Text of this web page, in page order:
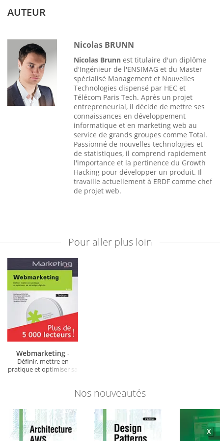
AUTEUR
Nicolas BRUNN
Nicolas Brunn est titulaire d'un diplôme
d'Ingénieur de l'ENSIMAG et du Master
spécialisé Management et Nouvelles
Technologies dispensé par HEC et
Télécom Paris Tech. Après un projet
entrepreneurial, il décide de mettre ses
connaissances en développement
informatique et en marketing web au
service de grands groupes comme Total.
Passionné de nouvelles technologies et
de statistiques, il comprend rapidement
l'importance et la pertinence du Growth
Hacking pour développer un produit. Il
travaille actuellement à ERDF comme chef
de projet web.
Pour aller plus loin
Webmarketing -
Définir, mettre en
pratique et optimiser sa
Nos nouveautés